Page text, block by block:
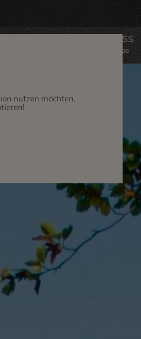
nutzen möchten,
WELLNESS
Pakete & Spa